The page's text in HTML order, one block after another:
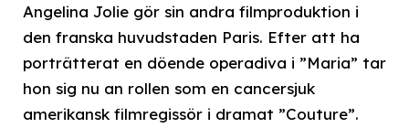
Angelina Jolie gör sin andra filmproduktion i
den franska huvudstaden Paris. Efter att ha
porträtterat en döende operadiva i ”Maria” tar
hon sig nu an rollen som en cancersjuk
amerikansk filmregissör i dramat ”Couture”.